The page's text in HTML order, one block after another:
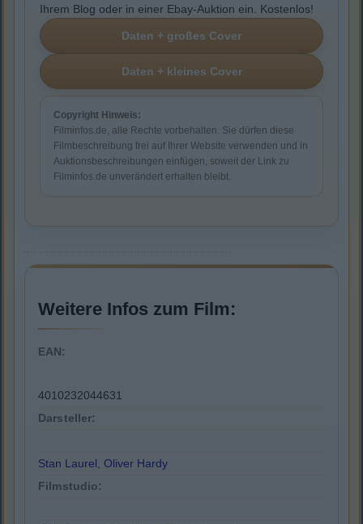
Ihrem Blog oder in einer Ebay-Auktion ein. Kostenlos!
Copyright Hinweis:
Filminfos.de, alle Rechte vorbehalten. Sie dürfen diese
Filmbeschreibung frei auf Ihrer Website verwenden und in
Auktionsbeschreibungen einfügen, soweit der Link zu
Filminfos.de unverändert erhalten bleibt.
Weitere Infos zum Film:
EAN:
4010232044631
Darsteller:
Stan Laurel, Oliver Hardy
Filmstudio: